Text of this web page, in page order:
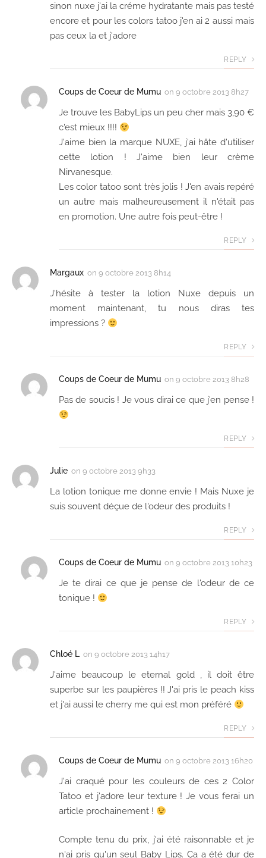
sinon nuxe j'ai la créme hydratante mais pas testé
encore et pour les colors tatoo j'en ai 2 aussi mais
pas ceux la et j'adore
REPLY
Coups de Coeur de Mumu on 9 octobre 2013 8h27
Je trouve les BabyLips un peu cher mais 3,90 €
c'est mieux !!!!
J'aime bien la marque NUXE, j'ai hâte d'utiliser
cette lotion ! J'aime bien leur crème
Nirvanesque.
Les color tatoo sont très jolis ! J'en avais repéré
un autre mais malheureusement il n'était pas
en promotion. Une autre fois peut-être !
REPLY
Margaux on 9 octobre 2013 8h14
J'hésite à tester la lotion Nuxe depuis un
moment maintenant, tu nous diras tes
impressions ?
REPLY
Coups de Coeur de Mumu on 9 octobre 2013 8h28
Pas de soucis ! Je vous dirai ce que j'en pense !
REPLY
Julie on 9 octobre 2013 9h33
La lotion tonique me donne envie ! Mais Nuxe je
suis souvent déçue de l'odeur des produits !
REPLY
Coups de Coeur de Mumu on 9 octobre 2013 10h23
Je te dirai ce que je pense de l'odeur de ce
tonique !
REPLY
Chloé L on 9 octobre 2013 14h17
J'aime beaucoup le eternal gold , il doit être
superbe sur les paupières !! J'ai pris le peach kiss
et j'ai aussi le cherry me qui est mon préféré
REPLY
Coups de Coeur de Mumu on 9 octobre 2013 16h20
J'ai craqué pour les couleurs de ces 2 Color
Tatoo et j'adore leur texture ! Je vous ferai un
article prochainement !
Compte tenu du prix, j'ai été raisonnable et je
n'ai pris qu'un seul Baby Lips. Ça a été dur de